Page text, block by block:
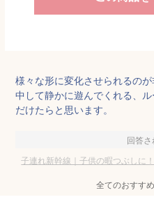
様々な形に変化させられるの
中して静かに遊んでくれる、
だけたらと思います。
回答
子連れ新幹線｜子供の暇つぶしに
全てのおすす